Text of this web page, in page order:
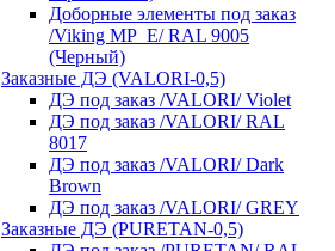
Доборные элементы под заказ
/Viking MP_E/ RAL 9005
(Черный)
Заказные ДЭ (VALORI-0,5)
ДЭ под заказ /VALORI/ Violet
ДЭ под заказ /VALORI/ RAL
8017
ДЭ под заказ /VALORI/ Dark
Brown
ДЭ под заказ /VALORI/ GREY
Заказные ДЭ (PURETAN-0,5)